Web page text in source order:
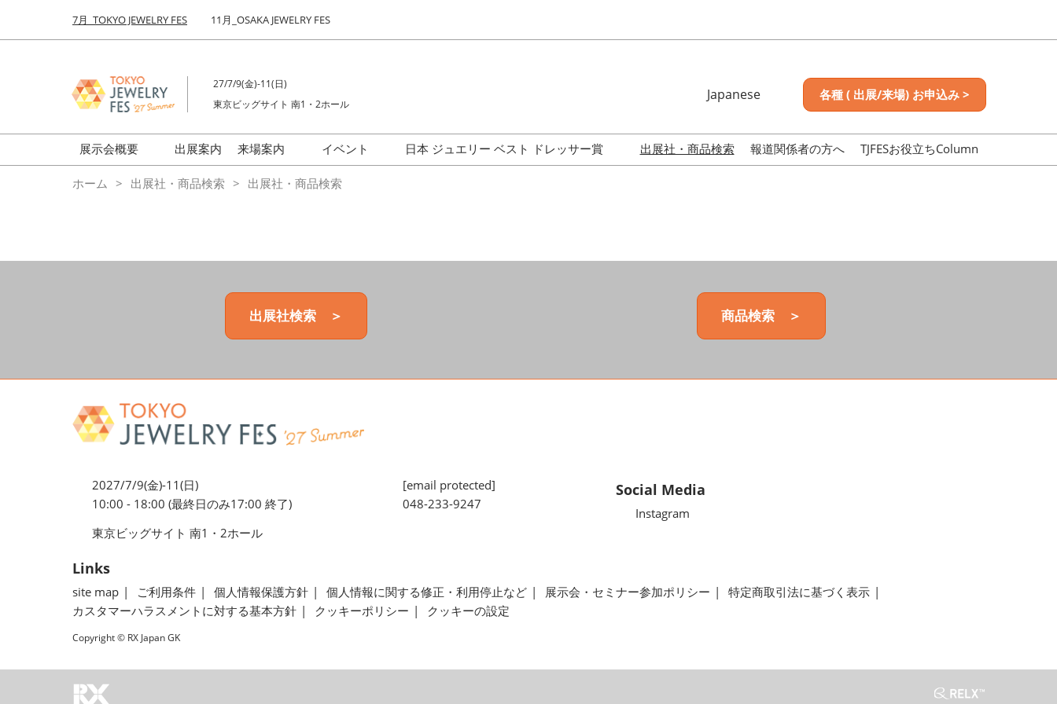
キ
し
て
む
to
7月_TOKYO JEWELRY FES 11月_OSAKA JEWELRY FES
27/7/9(金)-11(日)
東京ビッグサイト 南1・2ホール
Japanese
English
各種 ( 出展/来場) お申込み >
展示会概要
前回来場者数
ミネラル&ストーンFES
出展案内
来場案内
会場の様子
イベント
日本 ジュエリー ベスト ドレッサー賞
出展社・商品検索 報道関係者の方へ TJFESお役立ちColumn
ホーム 出展社・商品検索 出展社・商品検索
出展社検索 ＞ 商品検索 ＞
2027/7/9(金)-11(日)
10:00 - 18:00 (最終日のみ17:00 終了)
東京ビッグサイト 南1・2ホール
[email protected]
048-233-9247
Social Media
Instagram
Links
site map ご利用条件 個人情報保護方針 個人情報に関する修正・利用停止など 展示会・セミナー参加ポリシー
特定商取引法に基づく表示
カスタマーハラスメントに対する基本方針
クッキーポリシー クッキーの設定
Copyright © RX Japan GK